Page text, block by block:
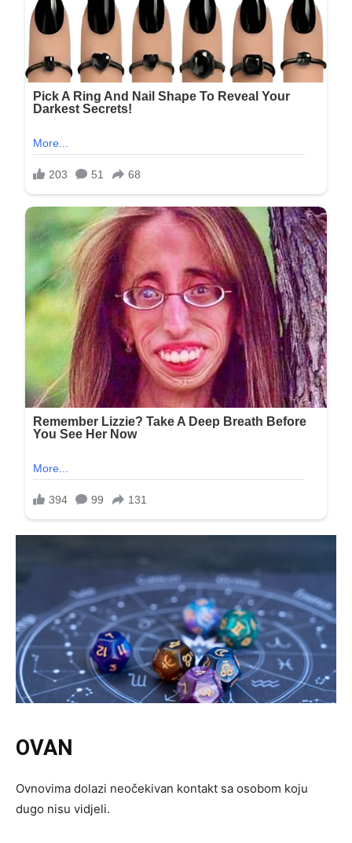
OVAN
Ovnovima dolazi neočekivan kontakt sa osobom koju
dugo nisu vidjeli.